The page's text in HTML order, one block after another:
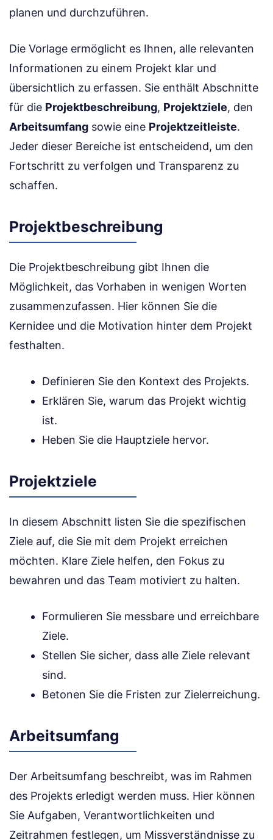
planen und durchzuführen.
Die Vorlage ermöglicht es Ihnen, alle relevanten
Informationen zu einem Projekt klar und
übersichtlich zu erfassen. Sie enthält Abschnitte
für die Projektbeschreibung, Projektziele, den
Arbeitsumfang sowie eine Projektzeitleiste.
Jeder dieser Bereiche ist entscheidend, um den
Fortschritt zu verfolgen und Transparenz zu
schaffen.
Projektbeschreibung
Die Projektbeschreibung gibt Ihnen die
Möglichkeit, das Vorhaben in wenigen Worten
zusammenzufassen. Hier können Sie die
Kernidee und die Motivation hinter dem Projekt
festhalten.
Definieren Sie den Kontext des Projekts.
Erklären Sie, warum das Projekt wichtig
ist.
Heben Sie die Hauptziele hervor.
Projektziele
In diesem Abschnitt listen Sie die spezifischen
Ziele auf, die Sie mit dem Projekt erreichen
möchten. Klare Ziele helfen, den Fokus zu
bewahren und das Team motiviert zu halten.
Formulieren Sie messbare und erreichbare
Ziele.
Stellen Sie sicher, dass alle Ziele relevant
sind.
Betonen Sie die Fristen zur Zielerreichung.
Arbeitsumfang
Der Arbeitsumfang beschreibt, was im Rahmen
des Projekts erledigt werden muss. Hier können
Sie Aufgaben, Verantwortlichkeiten und
Zeitrahmen festlegen, um Missverständnisse zu